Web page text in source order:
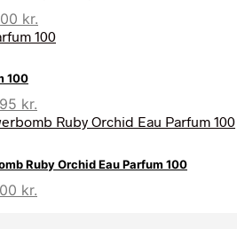
kr..
kr.
aktuelle
100
kr..
kr.
aktuelle
er:
994,95 kr..
Ruby Orchid Eau Parfum 100
kr.